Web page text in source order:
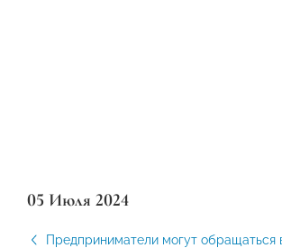
05 Июля 2024
Предприниматели могут